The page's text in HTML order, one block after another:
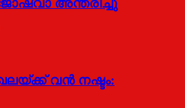
അന്തരിച്ചു
വൻ നഷ്ടം: